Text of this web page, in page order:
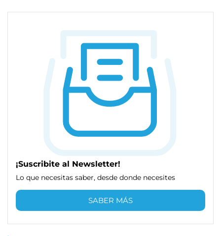
¡Suscribite al Newsletter!
Lo que necesitas saber, desde donde necesites
SABER MÁS